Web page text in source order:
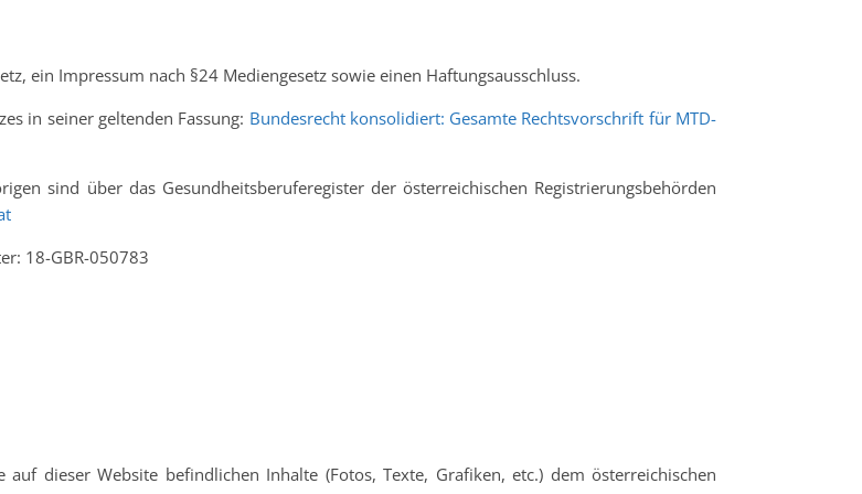
ein Impressum nach §24 Mediengesetz sowie einen Haftungsausschluss.
in seiner geltenden Fassung: Bundesrecht konsolidiert: Gesamte Rechtsvorschrift für MTD-
sind über das Gesundheitsberuferegister der österreichischen Registrierungsbehörden
18-GBR-050783
dieser Website befindlichen Inhalte (Fotos, Texte, Grafiken, etc.) dem österreichischen